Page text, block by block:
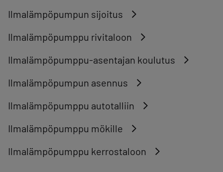
Ilmalämpöpumpun sijoitus
Ilmalämpöpumppu rivitaloon
Ilmalämpöpumppu-asentajan koulutus
Ilmalämpöpumpun asennus
Ilmalämpöpumppu autotalliin
Ilmalämpöpumppu mökille
Ilmalämpöpumppu kerrostaloon